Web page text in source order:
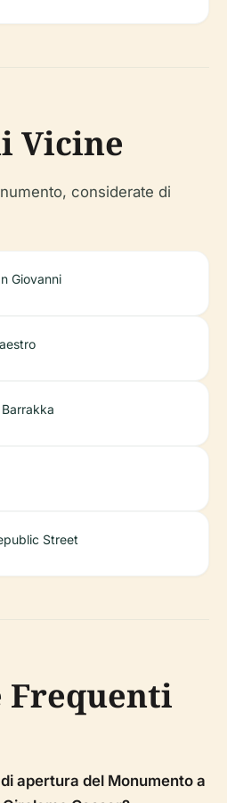
Vicine
considerate di
Giovanni
Street
Frequenti
apertura del Monumento a